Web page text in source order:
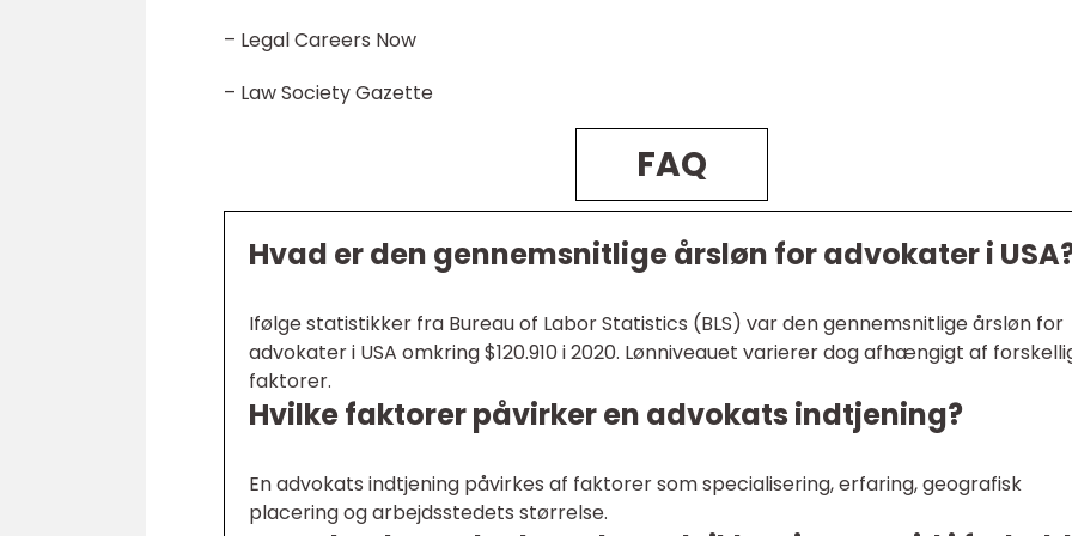
– Legal Careers Now
– Law Society Gazette
FAQ
Hvad er den gennemsnitlige årsløn for advokater i
Ifølge statistikker fra Bureau of Labor Statistics (BLS) var den gennemsnitlige årsløn for
advokater i USA omkring $120.910 i 2020. Lønniveauet varierer dog afhængigt af
faktorer.
Hvilke faktorer påvirker en advokats indtjening?
En advokats indtjening påvirkes af faktorer som specialisering, erfaring, geografisk
placering og arbejdsstedets størrelse.